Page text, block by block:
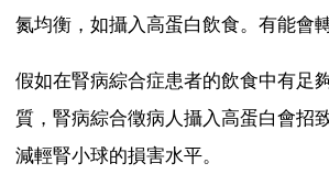
氮均衡，如攝入高蛋白飲食。有能會
假如在腎病綜合症患者的飲食中有足
質，腎病綜合徵病人攝入高蛋白會招
減輕腎小球的損害水平。